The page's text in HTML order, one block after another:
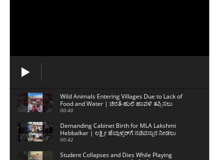
Wild Animals Entering Villages Due to Lack of
Food and Water | ಚಿರತೆ-ಹುಲಿ ಹಾವಳಿ ತಪ್ಪಿಸಲು
ಸಾಧ್ಯವಿಲ್ಲ
00:40
Demanding Cabinet Birth for MLA Lakshmi
Hebbalkar | ಲಕ್ಷ್ಮೀ ಹೆಬ್ಬಾಳ್ಕರ್‌ಗೆ ಸಚಿವಸ್ಥಾನ ನೀಡಲು
ಒತ್ತಾಯ
00:42
Student Collapses and Dies While Playing